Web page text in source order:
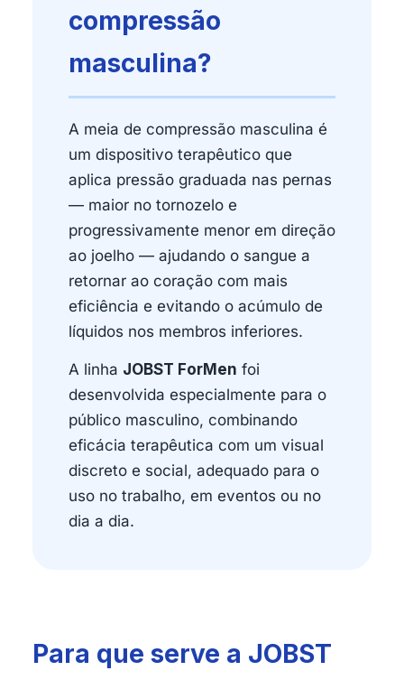
compressão
masculina?
A meia de compressão masculina é
um dispositivo terapêutico que
aplica pressão graduada nas pernas
— maior no tornozelo e
progressivamente menor em direção
ao joelho — ajudando o sangue a
retornar ao coração com mais
eficiência e evitando o acúmulo de
líquidos nos membros inferiores.
A linha JOBST ForMen foi
desenvolvida especialmente para o
público masculino, combinando
eficácia terapêutica com um visual
discreto e social, adequado para o
uso no trabalho, em eventos ou no
dia a dia.
Para que serve a JOBST